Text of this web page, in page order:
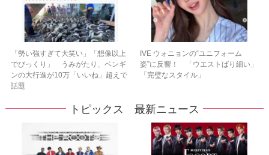
「勢い強すぎて大笑い」「想像以上
でびっくり」 うみがたり、ペンギ
ンの大行進が10万「いいね」超えで
話題
IVE ウォニョンの“ユニフォーム
姿”に反響！ 「ウエストばり細い」
「完璧なスタイル」
トピックス 最新ニュース